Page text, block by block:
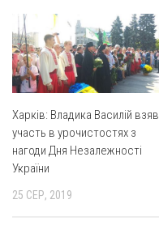
Оголошення
Трансляції
Харків: Владика Василій взяв
участь в урочистостях з
нагоди Дня Незалежності
України
25 СЕР, 2019